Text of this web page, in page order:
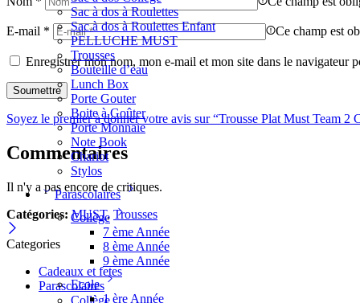
Sac à dos à Roulettes
Sac à dos à Roulettes Enfant
PELLUCHE MUST
Trousses
Bouteille d’eau
Lunch Box
Porte Gouter
Boite à Goûter
Porte Monnaie
Note Book
Chariot
Stylos
Parascolaires
Collège
7 ème Année
8 ème Année
9 ème Année
Ecole
1 ère Année
E-mail * Ce champ est
Enregistrer mon nom, mon e-mail et mon site dans le navigateur
Soyez le premier à donner votre avis sur “Trousse Plat Must Team
Commentaires
Il n'y a pas encore de critiques.
Catégories: MUST, Trousses
Categories
Cadeaux et fetes
Parascolaires
Collège